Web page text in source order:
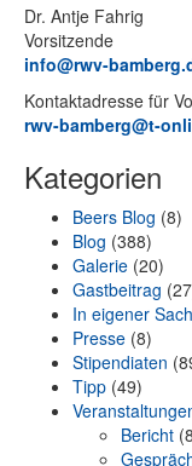
Dr. Ant­je Fahrig
Vorsitzende
info@rwv-
Kon­takt­adres­se für
rwv-bamberg@t-
Kategorien
Beers Blog (8)
Blog (388)
Galerie (20)
Gastbeitrag
In eigener
Presse (8)
Stipendiaten
Tipp (49)
Bericht